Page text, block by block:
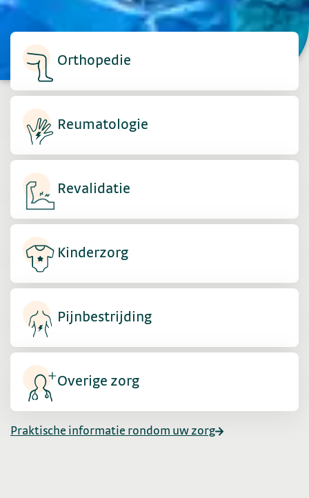
Orthopedie
Reumatologie
Revalidatie
Kinderzorg
Pijnbestrijding
Overige zorg
Praktische informatie rondom uw zorg